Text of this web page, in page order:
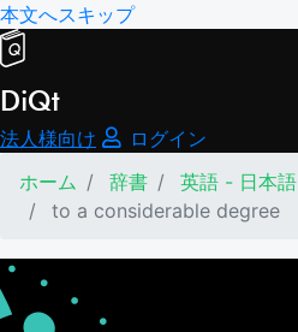
本文へスキップ
DiQt
法人様向け
ログイン
ホーム
辞書 英語 - 日本語
to a considerable degree